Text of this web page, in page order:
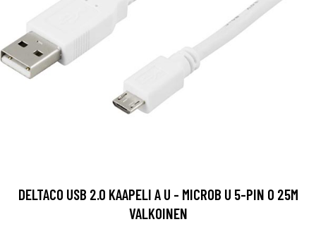
DELTACO USB 2.0 KAAPELI A U - MICROB U 5-PIN 0 25M
VALKOINEN